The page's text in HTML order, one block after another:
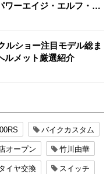
ワーエイジ・エルフ・エ
ルショー注目モデル総ま
ルメット厳選紹介
バイクカスタム
オープン 竹川由華
イヤ交換 スイッチ